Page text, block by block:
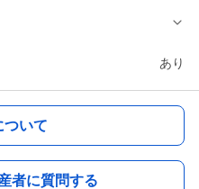
あり
ついて
者に質問する